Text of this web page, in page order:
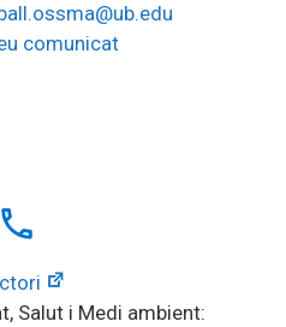
comunicat
local_phone
Salut i Medi ambient: